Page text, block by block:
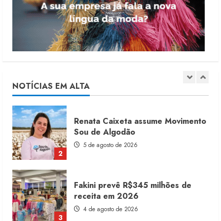
NOTÍCIAS EM ALTA
1
produtos licenciados
6 de agosto de 2026
2
5 de agosto de 2026
3
Fakini prevê R$345 milhões de
receita em 2026
4 de agosto de 2026
4
Projeto testa passaporte digital na
moda nacional
4 de agosto de 2026